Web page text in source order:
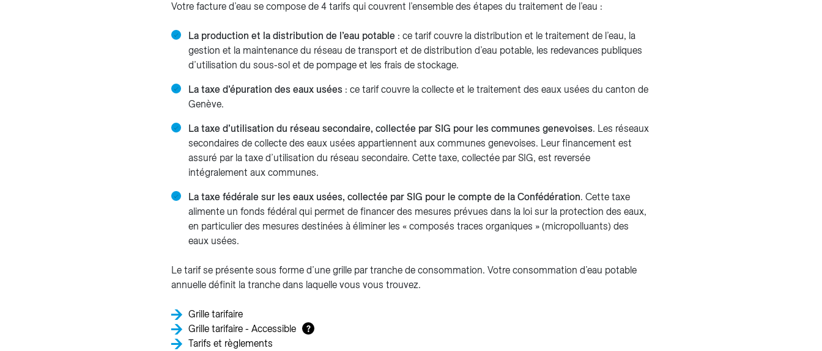
Votre facture d’eau se compose de 4 tarifs qui couvrent l’ensemble des étapes du traitement de l’eau :
La production et la distribution de l’eau potable : ce tarif couvre la distribution et le traitement de l’eau, la
gestion et la maintenance du réseau de transport et de distribution d’eau potable, les redevances publiques
d’utilisation du sous-sol et de pompage et les frais de stockage.
La taxe d’épuration des eaux usées : ce tarif couvre la collecte et le traitement des eaux usées du canton de
Genève.
La taxe d’utilisation du réseau secondaire, collectée par SIG pour les communes genevoises. Les réseaux
secondaires de collecte des eaux usées appartiennent aux communes genevoises. Leur financement est
assuré par la taxe d’utilisation du réseau secondaire. Cette taxe, collectée par SIG, est reversée
intégralement aux communes.
La taxe fédérale sur les eaux usées, collectée par SIG pour le compte de la Confédération. Cette taxe
alimente un fonds fédéral qui permet de financer des mesures prévues dans la loi sur la protection des eaux,
en particulier des mesures destinées à éliminer les « composés traces organiques » (micropolluants) des
eaux usées.
Le tarif se présente sous forme d’une grille par tranche de consommation. Votre consommation d’eau potable
annuelle définit la tranche dans laquelle vous vous trouvez.
Grille tarifaire
Grille tarifaire - Accessible
?
Tarifs et règlements